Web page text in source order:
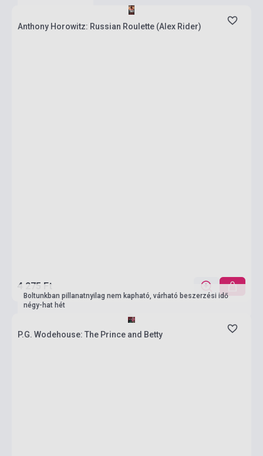
Anthony Horowitz: Russian Roulette (Alex Rider)
4 275 Ft
Boltunkban pillanatnyilag nem kapható, várható beszerzési idő
négy-hat hét
P.G. Wodehouse: The Prince and Betty